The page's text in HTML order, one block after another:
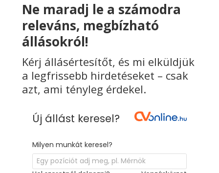
Ne maradj le a számodra
releváns, megbízható
állásokról!
Kérj állásértesítőt, és mi elküldjük
a legfrissebb hirdetéseket – csak
azt, ami tényleg érdekel.